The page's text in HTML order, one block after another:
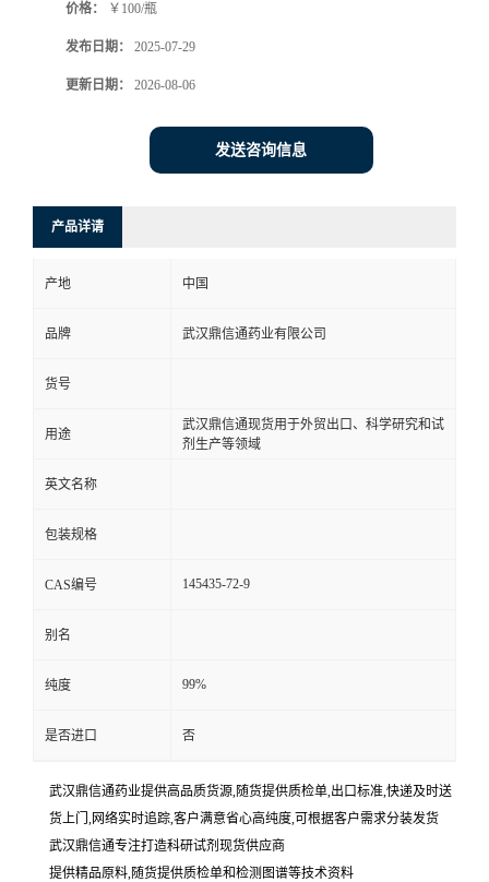
价格： ￥100/瓶
发布日期： 2025-07-29
更新日期： 2026-08-06
发送咨询信息
产品详请
产地 中国
品牌 武汉鼎信通药业有限公司
货号
用途
武汉鼎信通现货用于外贸出口、科学研究和试
剂生产等领域
英文名称
包装规格
CAS编号 145435-72-9
别名
纯度 99%
是否进口 否
武汉鼎信通药业提供高品质货源,随货提供质检单,出口标准,快递及时送
货上门,网络实时追踪,客户满意省心高纯度,可根据客户需求分装发货
武汉鼎信通专注打造科研试剂现货供应商
提供精品原料,随货提供质检单和检测图谱等技术资料